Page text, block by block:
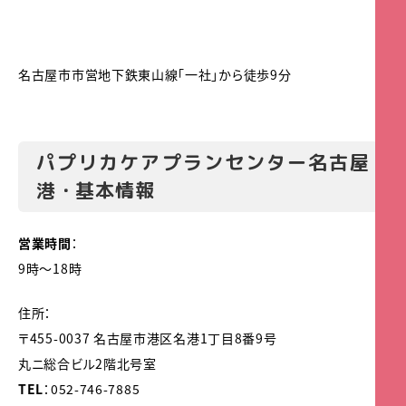
名古屋市市営地下鉄東山線「一社」から徒歩9分
パプリカケアプランセンター名古屋
港・基本情報
営業時間 ：
9時～18時
住所：
〒455-0037 名古屋市港区名港1丁目8番9号
丸ニ総合ビル2階北号室
TEL：052-746-7885